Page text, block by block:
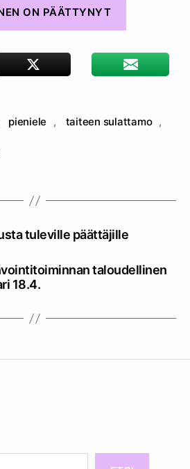
ON PÄÄTTYNYT
pieniele , taiteen sulattamo ,
tuleville päättäjille
taloudellinen
18.4.